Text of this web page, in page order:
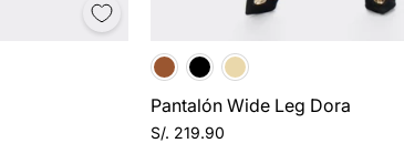
Pantalón Wide Leg Dora
S/. 219.90